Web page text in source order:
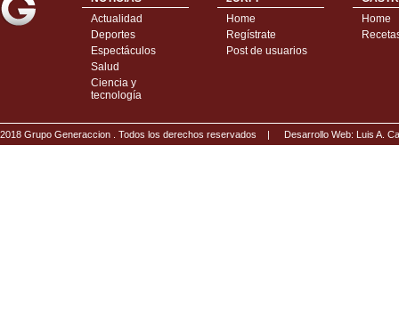
Actualidad
Deportes
Espectáculos
Salud
Ciencia y
tecnología
Home
Regístrate
Post de usuarios
Home
2018 Grupo Generaccion . Todos los derechos reservados | Desarrollo Web: Luis